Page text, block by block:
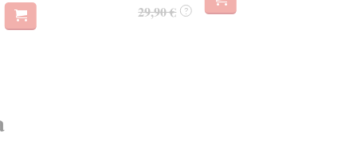
29,90 € ?